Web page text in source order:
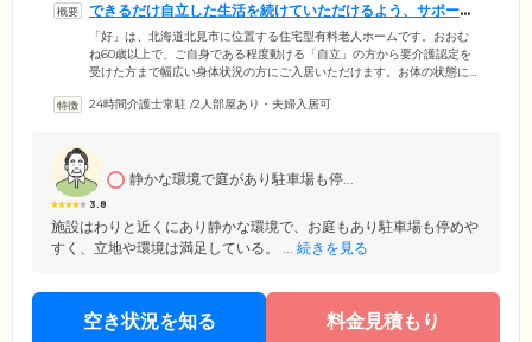
できるだけ自立した生活を続けていただけるよう、サポート
いたします
「好」は、北海道北見市に位置する住宅型有料老人ホームです。おおむ
ね60歳以上で、ご自身である程度動ける「自立」の方から要介護認定を
受けた方まで幅広い身体状況の方にご入居いただけます。お体の状態に
常駐。夜間に体調が急変した場合も、迅速に対応いたします。緊急時に
ただけるようにサービスの充実に努めています。
24時間介護士常駐 /2人部屋あり・夫婦入居可
3.8
静かな環境で庭があり駐車場も停...
施設はわりと近くにあり静かな環境で、お庭もあり駐車場も停めや
すく、立地や環境は満足している。 ... 続きを見る
空き状況を知る 料金見積もり